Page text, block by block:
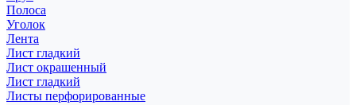
Полоса
Уголок
Лента
Лист гладкий
Лист окрашенный
Лист гладкий
Листы перфорированные